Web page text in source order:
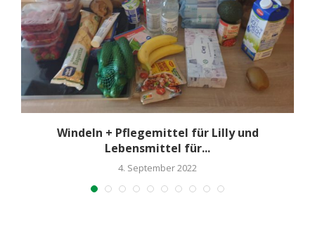
Windeln + Pflegemittel für Lilly und
Lebensmittel für...
4. September 2022